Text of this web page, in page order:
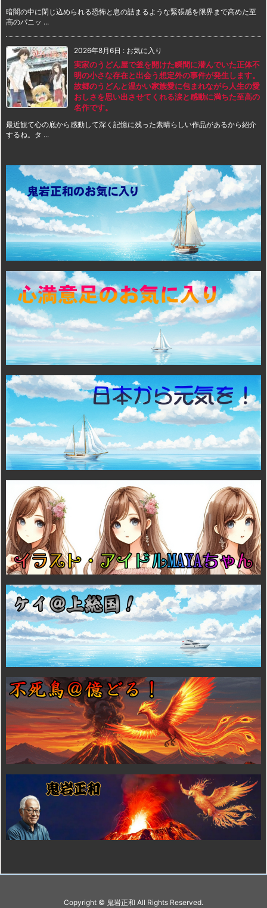
暗闇の中に閉じ込められる恐怖と息の詰まるような緊張感を限界まで高めた至
高のパニッ ...
2026年8月6日 : お気に入り
実家のうどん屋で釜を開けた瞬間に潜んでいた正体不
明の小さな存在と出会う想定外の事件が発生します。
故郷のうどんと温かい家族愛に包まれながら人生の愛
おしさを思い出させてくれる涙と感動に満ちた至高の
名作です。
最近観て心の底から感動して深く記憶に残った素晴らしい作品があるから紹介
するね。タ ...
Copyright © 鬼岩正和 All Rights Reserved.